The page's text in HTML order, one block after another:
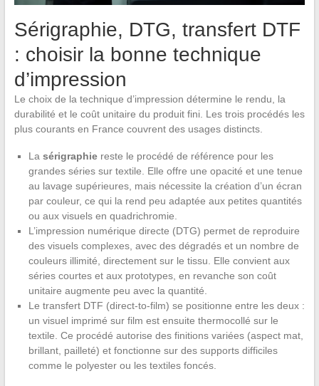
Sérigraphie, DTG, transfert DTF
: choisir la bonne technique
d’impression
Le choix de la technique d’impression détermine le rendu, la
durabilité et le coût unitaire du produit fini. Les trois procédés les
plus courants en France couvrent des usages distincts.
La sérigraphiereste le procédé de référence pour les
grandes séries sur textile. Elle offre une opacité et une tenue
au lavage supérieures, mais nécessite la création d’un écran
par couleur, ce qui la rend peu adaptée aux petites quantités
ou aux visuels en quadrichromie.
L’impression numérique directe (DTG) permet de reproduire
des visuels complexes, avec des dégradés et un nombre de
couleurs illimité, directement sur le tissu. Elle convient aux
séries courtes et aux prototypes, en revanche son coût
unitaire augmente peu avec la quantité.
Le transfert DTF (direct-to-film) se positionne entre les deux :
un visuel imprimé sur film est ensuite thermocollé sur le
textile. Ce procédé autorise des finitions variées (aspect mat,
brillant, pailleté) et fonctionne sur des supports difficiles
comme le polyester ou les textiles foncés.